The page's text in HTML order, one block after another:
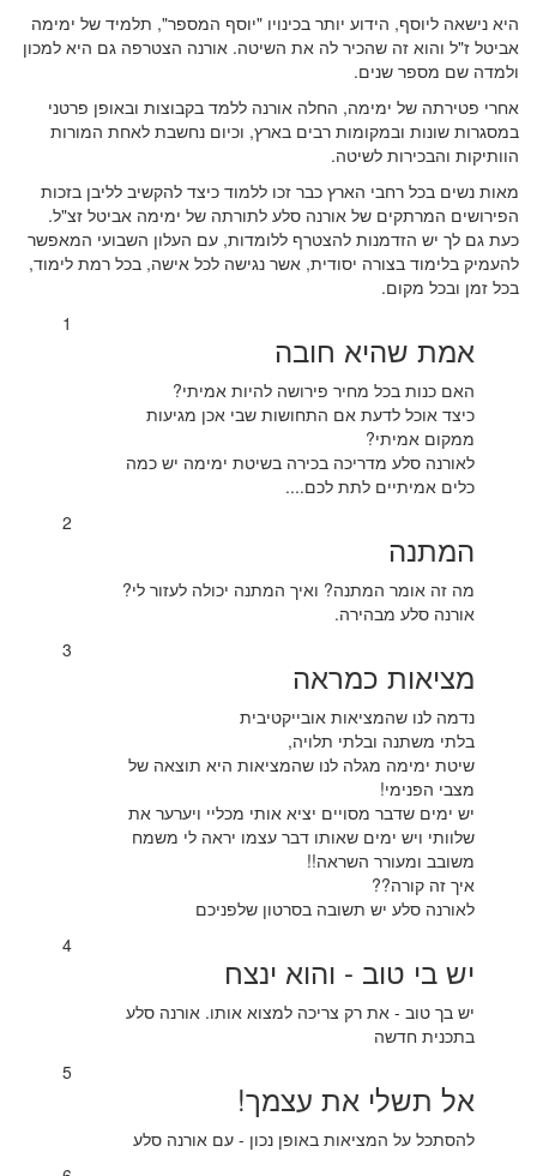
היא נישאה ליוסף, הידוע יותר בכינויו "יוסף המספר", תלמיד של ימימה
אביטל ז"ל והוא זה שהכיר לה את השיטה. אורנה הצטרפה גם היא למכון
ולמדה שם מספר שנים.
אחרי פטירתה של ימימה, החלה אורנה ללמד בקבוצות ובאופן פרטני
במסגרות שונות ובמקומות רבים בארץ, וכיום נחשבת לאחת המורות
הוותיקות והבכירות לשיטה.
מאות נשים בכל רחבי הארץ כבר זכו ללמוד כיצד להקשיב לליבן בזכות
הפירושים המרתקים של אורנה סלע לתורתה של ימימה אביטל זצ"ל.
כעת גם לך יש הזדמנות להצטרף ללומדות, עם העלון השבועי המאפשר
להעמיק בלימוד בצורה יסודית, אשר נגישה לכל אישה, בכל רמת לימוד,
בכל זמן ובכל מקום.
1
אמת שהיא חובה
האם כנות בכל מחיר פירושה להיות אמיתי?
כיצד אוכל לדעת אם התחושות שבי אכן מגיעות
ממקום אמיתי?
לאורנה סלע מדריכה בכירה בשיטת ימימה יש כמה
כלים אמיתיים לתת לכם....
2
המתנה
מה זה אומר המתנה? ואיך המתנה יכולה לעזור לי?
אורנה סלע מבהירה.
3
מציאות כמראה
נדמה לנו שהמציאות אובייקטיבית
בלתי משתנה ובלתי תלויה,
שיטת ימימה מגלה לנו שהמציאות היא תוצאה של
מצבי הפנימי!
יש ימים שדבר מסויים יציא אותי מכליי ויערער את
שלוותי ויש ימים שאותו דבר עצמו יראה לי משמח
משובב ומעורר השראה!!
איך זה קורה??
לאורנה סלע יש תשובה בסרטון שלפניכם
4
יש בי טוב - והוא ינצח
יש בך טוב - את רק צריכה למצוא אותו. אורנה סלע
בתכנית חדשה
5
אל תשלי את עצמך!
להסתכל על המציאות באופן נכון - עם אורנה סלע